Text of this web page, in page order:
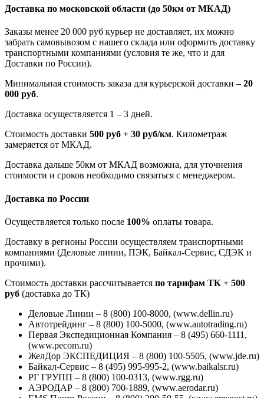
Доставка по московской области (до 50км от МКАД)
Заказы менее 20 000 руб курьер не доставляет, их можно
забрать самовывозом с нашего склада или оформить доставку
транспортными компаниями (условия те же, что и для
Доставки по России).
Минимальная стоимость заказа для курьерской доставки – 20
000 руб.
Доставка осуществляется 1 – 3 дней.
Стоимость доставки 500 руб + 30 руб/км. Километраж
замеряется от МКАД.
Доставка дальше 50км от МКАД возможна, для уточнения
стоимости и сроков необходимо связаться с менеджером.
Доставка по России
Осуществляется только после 100% оплаты товара.
Доставку в регионы России осуществляем транспортными
компаниями (Деловые линии, ПЭК, Байкал-Сервис, СДЭК и
прочими).
Стоимость доставки рассчитывается по тарифам ТК + 500
руб (доставка до ТК)
Деловые Линии – 8 (800) 100-8000, (www.dellin.ru)
Автотрейдинг – 8 (800) 100-5000, (www.autotrading.ru)
Первая Экспедиционная Компания – 8 (495) 660-1111,
(www.pecom.ru)
ЖелДор ЭКСПЕДИЦИЯ – 8 (800) 100-5505, (www.jde.ru)
Байкал-Сервис – 8 (495) 995-995-2, (www.baikalsr.ru)
РГ ГРУПП – 8 (800) 100-0313, (www.rgg.ru)
АЭРОДАР – 8 (800) 700-1889, (www.aerodar.ru)